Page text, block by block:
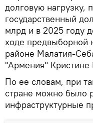
долговую нагрузку,
государственный
млрд и в 2025 году
ходе предвыборной
районе Малатия-
"Армения" Кристине
По ее словам, при
стране можно было
инфраструктурные